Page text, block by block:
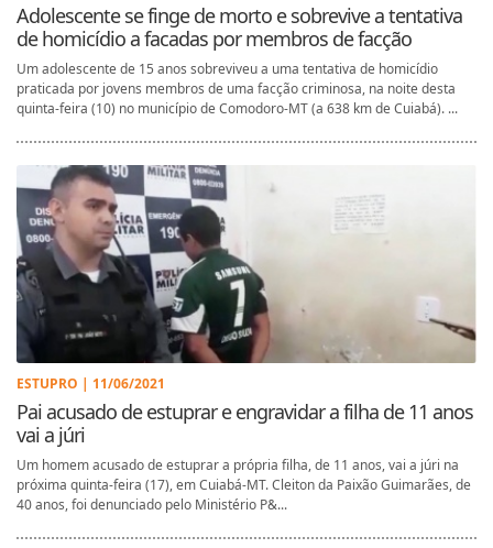
Adolescente se finge de morto e sobrevive a tentativa
de homicídio a facadas por membros de facção
Um adolescente de 15 anos sobreviveu a uma tentativa de homicídio
praticada por jovens membros de uma facção criminosa, na noite desta
quinta-feira (10) no município de Comodoro-MT (a 638 km de Cuiabá). ...
ESTUPRO | 11/06/2021
Pai acusado de estuprar e engravidar a filha de 11 anos
vai a júri
Um homem acusado de estuprar a própria filha, de 11 anos, vai a júri na
próxima quinta-feira (17), em Cuiabá-MT. Cleiton da Paixão Guimarães, de
40 anos, foi denunciado pelo Ministério P&...